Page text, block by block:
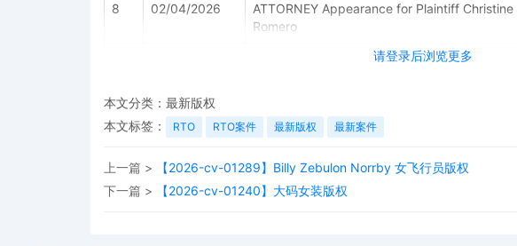
请登录后浏览更多
8 02/04/2026
ATTORNEY Appearance for Plaintiff
Romero
ATTORNEY Appearance for Plaintiff
5 02/04/2026 ATTORNEY Appearance for Plaintiff
3 02/04/2026 CIVIL Cover Sheet
本文分类： 最新版权
本文标签：
RTO RTO案件 最新版权 最新案件
上一篇 >
【2026-cv-01289】Billy Zebulon Norrby 女飞行员版权
下一篇 >
【2026-cv-01240】大码女装版权